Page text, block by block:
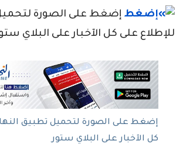
إضغط على الصورة
للإطلاع على كل الآخبار على البلاي
إضغط على الصورة لتحميل تطبيق
كل الآخبار على البلاي ستور